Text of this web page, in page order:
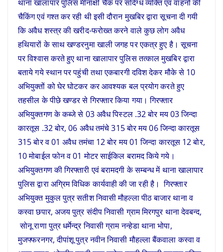
थाना खालापार पुलिस मीनाक्षी चैक पर संदिग्ध व्यक्ति एवं वाहनों की
चैकिंग एवं गश्त कर रही थी इसी दौरान मुखबिर द्वारा सूचना दी गयी
कि अवैध शस्त्र की खरीद-फरोख्त करने वाले कुछ लोग अवैध
हथियारों के साथ खण्डरनुमा खाली जगह पर एकत्र हुए है। सूचना
पर विश्वास करते हुए थाना खालापार पुलिस तत्काल मुखबिर द्वारा
बताये गये स्थान पर पहुंची तथा एकबारगी दविश देकर मौके से 10
अभियुक्तों को घेर घोटकर कर आवश्यक बल प्रयोग करते हुए
तहसील के पीछे खण्डर से गिरफ्तार किया गया। गिरफ्तार
अभियुक्तगण के कब्जे से 03 अवैध पिस्टल .32 बोर मय 03 जिन्दा
कारतूस .32 बोर, 06 अवैध तमंचे 315 बोर मय 06 जिन्दा कारतूस
315 बोर व 01 अवैध तमंचा 12 बोर मय 01 जिन्दा कारतूस 12 बोर,
10 मोबाईल फोन व 01 मोटर साईकिल बरामद किये गये।
अभियुक्तगण की गिरफ्तारी एवं बरामदगी के सम्बन्ध में थाना खालापार
पुलिस द्वारा अग्रिम विधिक कार्यवाही की जा रही है। गिरफ्तार
अभियुक्त मुकुल पुत्र सतीश निवासी मौहल्ला पीठ बाजार थाना व
कस्वा छपार, अजय पुत्र संदीप निवासी ग्राम मिरगपुर थाना देवबन्द,
सोनू राणा पुत्र धर्मेन्द्र निवासी ग्राम नन्हेडा थाना भोपा,
मुजफ्फरनगर, दीपांशू पुत्र नवीन निवासी मौहल्ला बैंकवाला कस्वा व